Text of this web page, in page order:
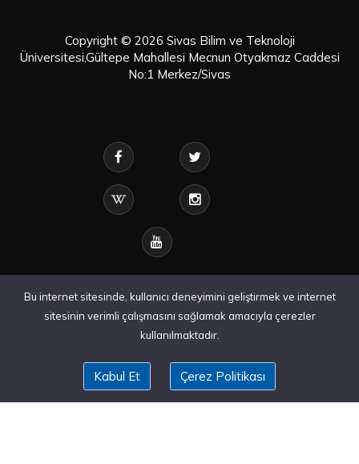
Copyright © 2026 Sivas Bilim ve Teknoloji
Üniversitesi,Gültepe Mahallesi Mecnun Otyakmaz Caddesi
No:1 Merkez/Sivas
Bu internet sitesinde, kullanıcı deneyimini geliştirmek ve internet
sitesinin verimli çalışmasını sağlamak amacıyla çerezler
kullanılmaktadır.
Kabul Et Çerez Politikası